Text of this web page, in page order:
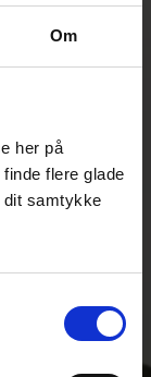
Om
her på
flere glade
samtykke